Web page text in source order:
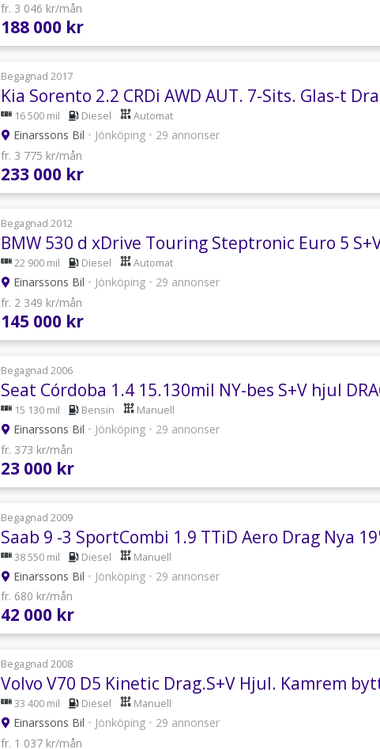
fr. 3 046 kr/mån
188 000 kr
Begagnad 2017
Kia Sorento 2.2 CRDi AWD AUT. 7-Sits. Glas-t
16 500 mil Diesel Automat
Einarssons Bil • Jönköping • 29 annonser
fr. 3 775 kr/mån
233 000 kr
Begagnad 2012
BMW 530 d xDrive Touring Steptronic Euro 5
22 900 mil Diesel Automat
Einarssons Bil • Jönköping • 29 annonser
fr. 2 349 kr/mån
145 000 kr
Begagnad 2006
Seat Córdoba 1.4 15.130mil NY-bes S+V hjul
15 130 mil Bensin Manuell
Einarssons Bil • Jönköping • 29 annonser
fr. 373 kr/mån
23 000 kr
Begagnad 2009
Saab 9 -3 SportCombi 1.9 TTiD Aero Drag Nya
38 550 mil Diesel Manuell
Einarssons Bil • Jönköping • 29 annonser
fr. 680 kr/mån
42 000 kr
Begagnad 2008
Volvo V70 D5 Kinetic Drag.S+V Hjul. Kamrem
33 400 mil Diesel Manuell
Einarssons Bil • Jönköping • 29 annonser
fr. 1 037 kr/mån